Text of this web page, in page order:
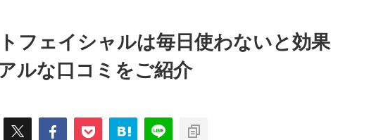
フェイシャルは毎日使わないと効果
ルな口コミをご紹介